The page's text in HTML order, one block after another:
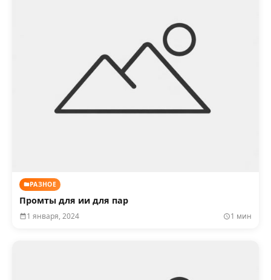
РАЗНОЕ
Промты для ии для пар
1 января, 2024 1 мин